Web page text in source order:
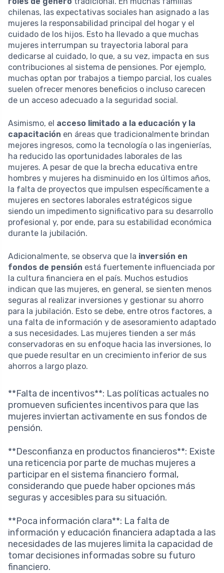
chilenas, las expectativas sociales han asignado a las
mujeres la responsabilidad principal del hogar y el
cuidado de los hijos. Esto ha llevado a que muchas
mujeres interrumpan su trayectoria laboral para
dedicarse al cuidado, lo que, a su vez, impacta en sus
contribuciones al sistema de pensiones. Por ejemplo,
muchas optan por trabajos a tiempo parcial, los cuales
suelen ofrecer menores beneficios o incluso carecen
de un acceso adecuado a la seguridad social.
Asimismo, el acceso limitado a la educación y la
capacitación en áreas que tradicionalmente brindan
mejores ingresos, como la tecnología o las ingenierías,
ha reducido las oportunidades laborales de las
mujeres. A pesar de que la brecha educativa entre
hombres y mujeres ha disminuido en los últimos años,
la falta de proyectos que impulsen específicamente a
mujeres en sectores laborales estratégicos sigue
siendo un impedimento significativo para su desarrollo
profesional y, por ende, para su estabilidad económica
durante la jubilación.
Adicionalmente, se observa que la inversión en
fondos de pensión está fuertemente influenciada por
la cultura financiera en el país. Muchos estudios
indican que las mujeres, en general, se sienten menos
seguras al realizar inversiones y gestionar su ahorro
para la jubilación. Esto se debe, entre otros factores, a
una falta de información y de asesoramiento adaptado
a sus necesidades. Las mujeres tienden a ser más
conservadoras en su enfoque hacia las inversiones, lo
que puede resultar en un crecimiento inferior de sus
ahorros a largo plazo.
**Falta de incentivos**: Las políticas actuales no
promueven suficientes incentivos para que las
mujeres inviertan activamente en sus fondos de
pensión.
**Desconfianza en productos financieros**: Existe
una reticencia por parte de muchas mujeres a
participar en el sistema financiero formal,
considerando que puede haber opciones más
seguras y accesibles para su situación.
**Poca información clara**: La falta de
información y educación financiera adaptada a las
necesidades de las mujeres limita la capacidad de
tomar decisiones informadas sobre su futuro
financiero.